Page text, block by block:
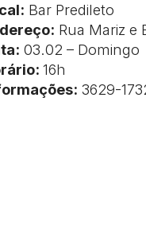
Bar Predileto
Rua Mariz e
03.02 – Domingo
16h
3629-